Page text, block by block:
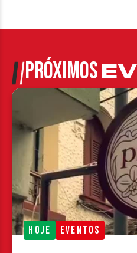
PRÓXIMOS
HOJE EVENTOS